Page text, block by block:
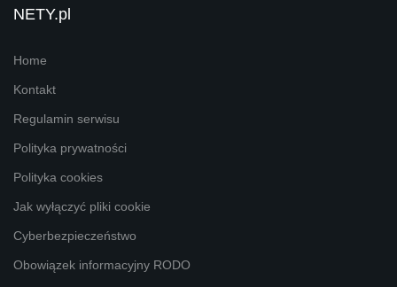
NETY.pl
Home
Kontakt
Regulamin serwisu
Polityka prywatności
Polityka cookies
Jak wyłączyć pliki cookie
Cyberbezpieczeństwo
Obowiązek informacyjny RODO